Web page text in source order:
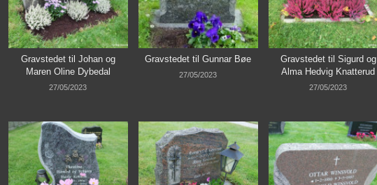
Gravstedet til Johan og
Maren Oline Dybedal
27/05/2023
Gravstedet til Gunnar Bøe
27/05/2023
Gravstedet til Sigurd og
Alma Hedvig Knatterud
27/05/2023